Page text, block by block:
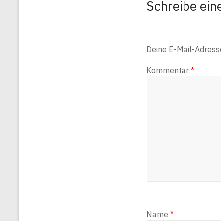
Schreibe
Deine E-Mail-
Kommentar *
Name *